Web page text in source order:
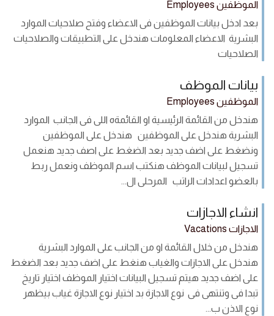
الموظفين Employees
بعد ادخل بيانات الموظفين فى الاعضاء وفتح صلاحيات الموارد
البشرية الاعضاء المعلومات هندخل على التطبيقات والصلاحيات
الصلاحيات
بيانات الموظف
الموظفين Employees
هندخل من القائمة الرئيسية او القائمةه اللى فى الجانب الموارد
البشرية هندخل على الموظفين هندخل على الموظفين
ونضغط على اضف جديد بعد الضغط على اصف جديد هنعمل
تسجيل لبيانات الموظف هنكتب اسم الموظف ونعمل ربط
بالعضو اعدادات الراتب المرحلى ال...
انشاء الاجازات
الاجازات Vacations
هندخل من خلال القائمة او من الجانب على الموارد البشرية
هندخل على الاجازات والغياب هنغط على اضف جديد بعد الضغط
على اضف جديد هيتم تسجيل البيانات اختيار الموظف اختيار تاريخ
تبدا فى وتنتهى فى نوع الاجازة بد اختيار نوع الاجازة غياب بيظهر
نوع الاذن ب...